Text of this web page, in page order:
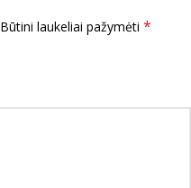
Būtini laukeliai pažymėti *